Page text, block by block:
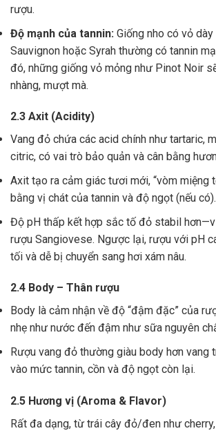
rượu.
Độ mạnh của tannin: Giống nho có vỏ
Sauvignon hoặc Syrah thường có tannin
đó, những giống vỏ mỏng như Pinot Noir
nhàng, mượt mà.
2.3 Axit (Acidity)
Vang đỏ chứa các acid chính như tartaric,
citric, có vai trò bảo quản và cân bằng
Axit tạo ra cảm giác tươi mới, “vòm miệng
bằng vị chát của tannin và độ ngọt (nếu có).
Độ pH thấp kết hợp sắc tố đỏ stabil
rượu Sangiovese. Ngược lại, rượu với pH
tối và dễ bị chuyển sang hơi xám nâu.
2.4 Body – Thân rượu
Body là cảm nhận về độ “đậm đặc” của
nhẹ như nước đến đậm như sữa nguyên
Rượu vang đỏ thường giàu body hơn vang
vào mức tannin, cồn và độ ngọt còn lại.
2.5 Hương vị (Aroma & Flavor)
Rất đa dạng, từ trái cây đỏ/đen như